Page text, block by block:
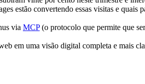
estão convertendo essas visitas e quais
via MCP (o protocolo que permite que
em uma visão digital completa e mais